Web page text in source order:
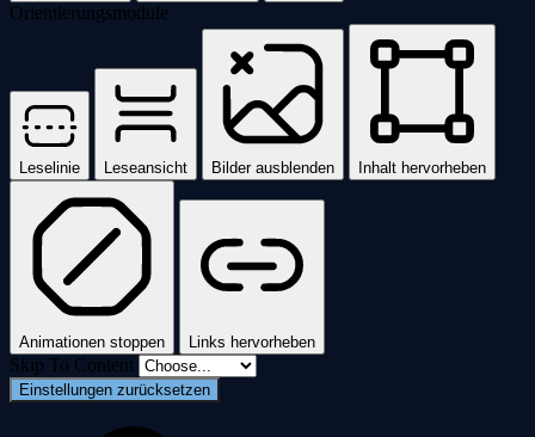
Orientierungsmodule
Leselinie Leseansicht Bilder ausblenden Inhalt hervorheben
Animationen stoppen Links hervorheben
Skip To Content
Einstellungen zurücksetzen